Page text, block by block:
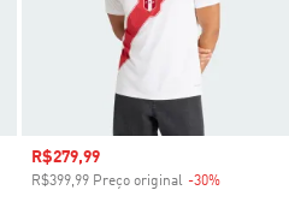
Preço com desconto
R$279,99
R$399,99 Preço original -30%